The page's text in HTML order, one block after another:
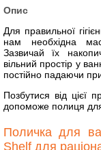
Опис
Для правильної
нам необхідна
Зазвичай їх
вільний простір у
постійно падаючи
Позбутися від цієї
допоможе полиця
Поличка для
Shelf для